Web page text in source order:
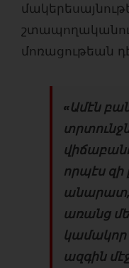
մոռացութեան
«Ամէն
որպէս զի
անարատ,
առանց
կամակոր
ազգին